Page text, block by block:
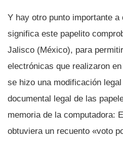
Y hay otro punto importante
significa este papelito
Jalisco (México), para
electrónicas que realizaron
se hizo una modificación
documental legal de las
memoria de la computadora:
obtuviera un recuento «voto